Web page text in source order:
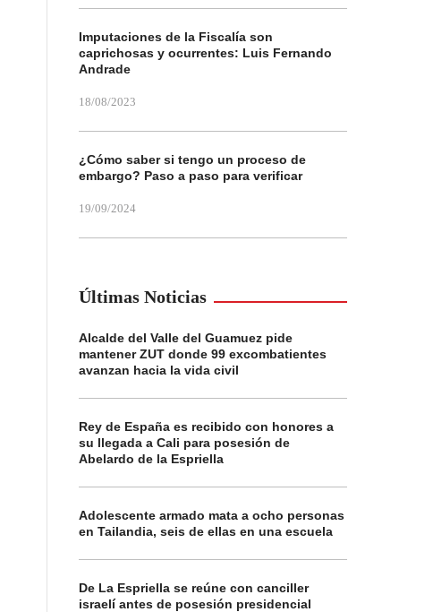
Imputaciones de la Fiscalía son
caprichosas y ocurrentes: Luis Fernando
Andrade
18/08/2023
¿Cómo saber si tengo un proceso de
embargo? Paso a paso para verificar
19/09/2024
Últimas Noticias
Alcalde del Valle del Guamuez pide
mantener ZUT donde 99 excombatientes
avanzan hacia la vida civil
Rey de España es recibido con honores a
su llegada a Cali para posesión de
Abelardo de la Espriella
Adolescente armado mata a ocho personas
en Tailandia, seis de ellas en una escuela
De La Espriella se reúne con canciller
israelí antes de posesión presidencial